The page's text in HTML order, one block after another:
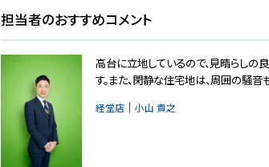
担当者のおすすめコメント
高台に立地しているので、見晴らしの
す。また、閑静な住宅地は、周囲の騒音
経堂店｜ 小山 貴之